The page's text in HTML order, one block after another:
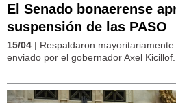
El Senado bonaerense
suspensión de las PASO
15/04 | Respaldaron
enviado por el gobernador Axel Kicillof.